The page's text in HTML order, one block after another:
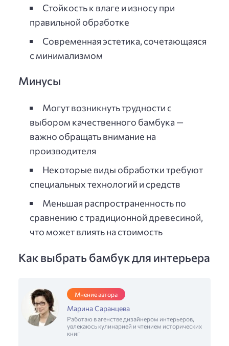
Стойкость к влаге и износу при
правильной обработке
Современная эстетика, сочетающаяся
с минимализмом
Минусы
Могут возникнуть трудности с
выбором качественного бамбука —
важно обращать внимание на
производителя
Некоторые виды обработки требуют
специальных технологий и средств
Меньшая распространенность по
сравнению с традиционной древесиной,
что может влиять на стоимость
Как выбрать бамбук для интерьера
Мнение автора
Марина Саранцева
Работаю в агенстве дизайнером интерьеров,
увлекаюсь кулинарией и чтением исторических
книг